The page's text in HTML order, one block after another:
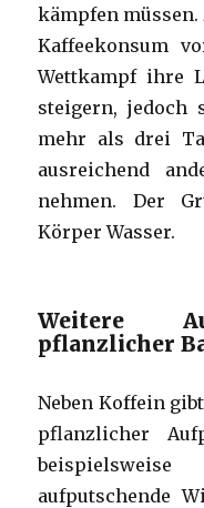
kämpfen
Kaffeekonsum
Wettkampf ihre
steigern, jedoch
mehr als drei
ausreichend
nehmen. Der
Körper Wasser.
Weitere
pflanzlicher
Neben Koffein
pflanzlicher
aufputschende